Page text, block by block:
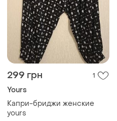
299 грн 1
Yours
Капри-бриджи женские
yours